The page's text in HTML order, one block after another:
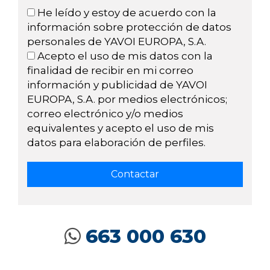
He leído y estoy de acuerdo con la
información sobre protección de datos
personales de YAVOI EUROPA, S.A.
Acepto el uso de mis datos con la
finalidad de recibir en mi correo
información y publicidad de YAVOI
EUROPA, S.A. por medios electrónicos;
correo electrónico y/o medios
equivalentes y acepto el uso de mis
datos para elaboración de perfiles.
663 000 630